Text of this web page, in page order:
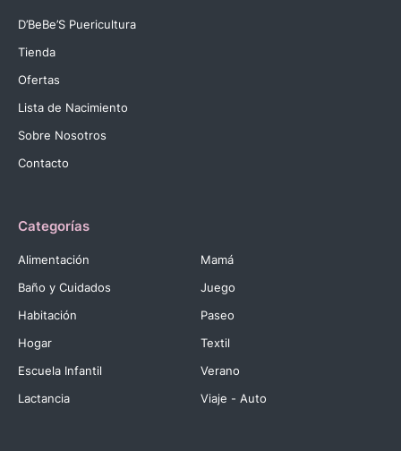
D’BeBe’S Puericultura
Tienda
Ofertas
Lista de Nacimiento
Sobre Nosotros
Contacto
Categorías
Alimentación
Baño y Cuidados
Habitación
Hogar
Escuela Infantil
Lactancia
Mamá
Juego
Paseo
Textil
Verano
Viaje - Auto